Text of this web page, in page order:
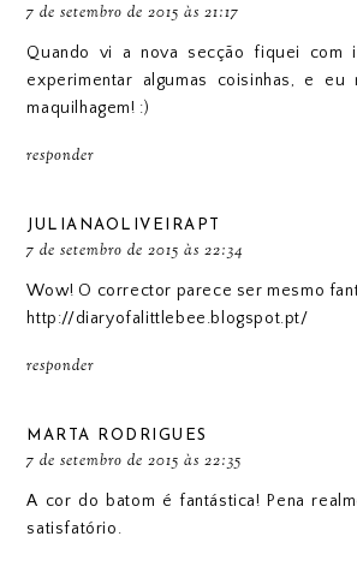
7 de setembro de 2015 às 21:17
Quando vi a nova secção fiquei com
experimentar algumas coisinhas, e
maquilhagem! :)
responder
JULIANAOLIVEIRAPT
7 de setembro de 2015 às 22:34
Wow! O corrector parece ser mesmo
http://diaryofalittlebee.blogspot.pt/
responder
MARTA RODRIGUES
7 de setembro de 2015 às 22:35
A cor do batom é fantástica! Pena
satisfatório.